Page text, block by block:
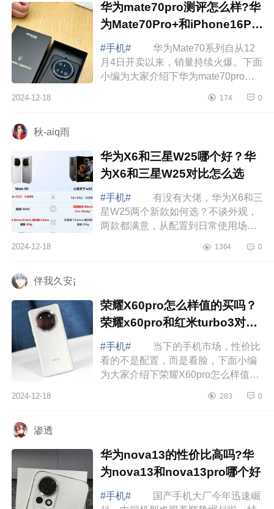
华为mate70pro测评怎么样?华
为Mate70Pro+和iPhone16Pro
哪款拍照好
#手机#
华为Mate70系列自从12
月4日开卖以来，销量持续火爆。下面
小编为大家介绍下华为mate70pro测
iPhone16Pro哪款拍照好 华为
2024-12-18 174 0
秋-aiq雨
华为X6和三星W25哪个好？华
为X6和三星W25对比怎么选
#手机#
有没有大佬，华为X6和三
星W25两个新款如何选？不谈外观，
两款都满意，从配置到日常使用场景
介绍下华为X6和三星W25哪个好？华
2024-12-18 1364 0
伴我久安¡
荣耀X60pro怎么样值的买吗？
荣耀x60pro和红米turbo3对比
哪个好
#手机#
当下的手机市场，性价比
看的不是配置，而是看脸，下面小编
为大家介绍下荣耀X60pro怎么样值的
哪个好 荣耀X60pro怎么样值的买
2024-12-18 283 0
渗透
华为nova13的性价比高吗?华
为nova13和nova13pro哪个好
#手机#
国产手机大厂今年迅速崛